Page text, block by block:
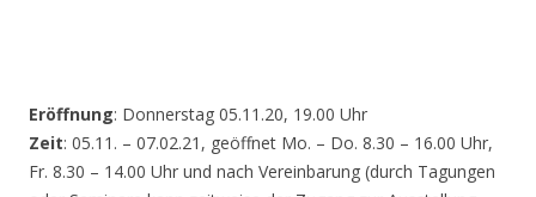
Eröffnung: Donnerstag 05.11.20, 19.00 Uhr
Zeit: 05.11. – 07.02.21, geöffnet Mo. – Do. 8.30 – 16.00 Uhr,
Fr. 8.30 – 14.00 Uhr und nach Vereinbarung (durch Tagungen